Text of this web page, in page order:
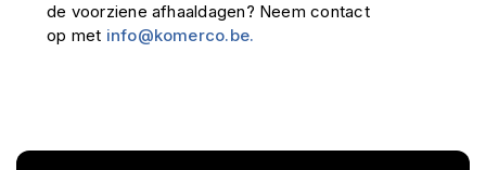
de voorziene afhaaldagen? Neem contact
op met info@komerco.be.